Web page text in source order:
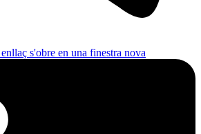
s'obre en una finestra nova